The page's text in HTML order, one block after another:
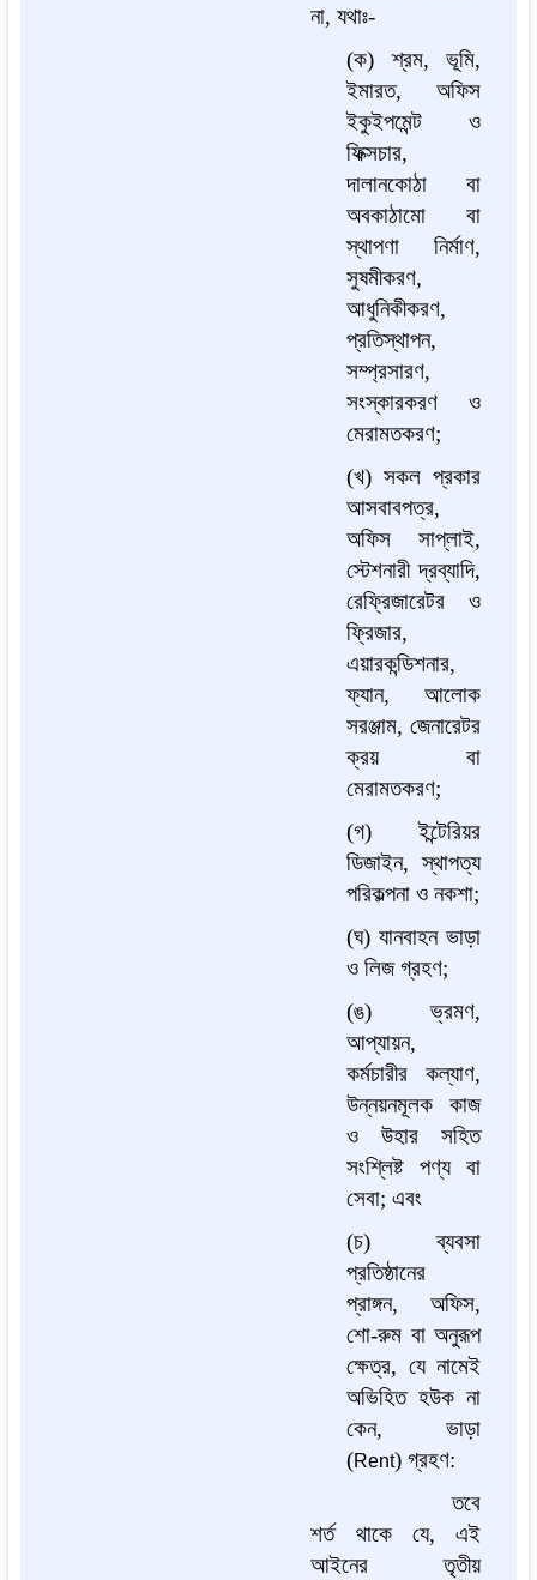
না, যথাঃ-
(ক) শ্রম, ভূমি,
ইমারত, অফিস
ইকুইপমেন্ট ও
ফিক্সচার,
দালানকোঠা বা
অবকাঠামো বা
স্থাপণা নির্মাণ,
সুষমীকরণ,
আধুনিকীকরণ,
প্রতিস্থাপন,
সম্প্রসারণ,
সংস্কারকরণ ও
মেরামতকরণ;
(খ) সকল প্রকার
আসবাবপত্র,
অফিস সাপ্লাই,
স্টেশনারী দ্রব্যাদি,
রেফ্রিজারেটর ও
ফ্রিজার,
এয়ারকন্ডিশনার,
ফ্যান, আলোক
সরঞ্জাম, জেনারেটর
ক্রয় বা
মেরামতকরণ;
(গ) ইন্টেরিয়র
ডিজাইন, স্থাপত্য
পরিকল্পনা ও নকশা;
(ঘ) যানবাহন ভাড়া
ও লিজ গ্রহণ;
(ঙ) ভ্রমণ,
আপ্যায়ন,
কর্মচারীর কল্যাণ,
উন্নয়নমূলক কাজ
ও উহার সহিত
সংশ্লিষ্ট পণ্য বা
সেবা; এবং
(চ) ব্যবসা
প্রতিষ্ঠানের
প্রাঙ্গন, অফিস,
শো-রুম বা অনুরূপ
ক্ষেত্র, যে নামেই
অভিহিত হউক না
কেন, ভাড়া
(Rent) গ্রহণ:
তবে
শর্ত থাকে যে, এই
আইনের তৃতীয়